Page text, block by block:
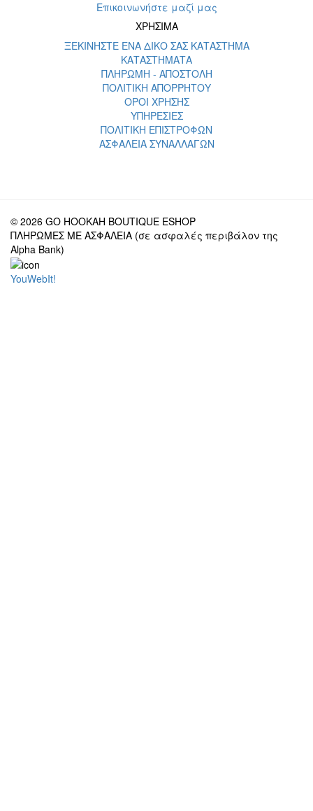
Επικοινωνήστε μαζί μας
ΧΡΗΣΙΜΑ
ΞΕΚΙΝΗΣΤΕ ΕΝΑ ΔΙΚΟ ΣΑΣ ΚΑΤΑΣΤΗΜΑ
ΚΑΤΑΣΤΗΜΑΤΑ
ΠΛΗΡΩΜΗ - ΑΠΟΣΤΟΛΗ
ΠΟΛΙΤΙΚΗ ΑΠΟΡΡΗΤΟΥ
ΟΡΟΙ ΧΡΗΣΗΣ
ΥΠΗΡΕΣΙΕΣ
ΠΟΛΙΤΙΚΗ ΕΠΙΣΤΡΟΦΩΝ
ΑΣΦΑΛΕΙΑ ΣΥΝΑΛΛΑΓΩΝ
© 2026 GO HOOKAH BOUTIQUE ESHOP
ΠΛΗΡΩΜΕΣ ΜΕ ΑΣΦΑΛΕΙΑ (σε ασφαλές περιβάλον της
Alpha Bank)
YouWebIt!